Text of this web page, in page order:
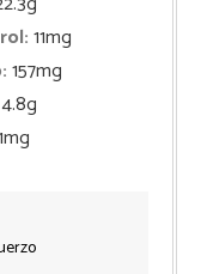
11mg
157mg
4.8g
mg